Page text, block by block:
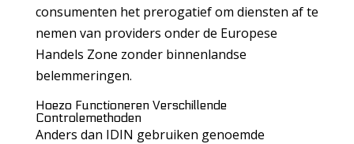
consumenten het prerogatief om diensten af te
nemen van providers onder de Europese
Handels Zone zonder binnenlandse
belemmeringen.
Hoezo Functioneren Verschillende
Controlemethoden
Anders dan IDIN gebruiken genoemde